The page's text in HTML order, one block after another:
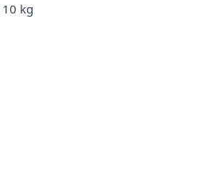
10 kg